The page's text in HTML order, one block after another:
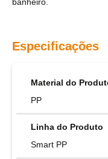
Especificações
Material do
PP
Linha do Produto
Smart PP